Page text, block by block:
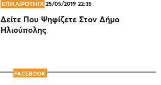
ΕΠΙΚΑΙΡΟΤΗΤΑ 25/05/2019 22:35
Δείτε Που Ψηφίζετε Στον Δήμο
Ηλιούπολης
FACEBOOK